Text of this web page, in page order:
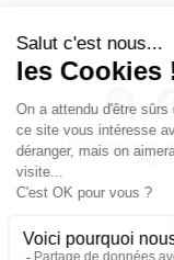
LA CINÉMATHÈQUE